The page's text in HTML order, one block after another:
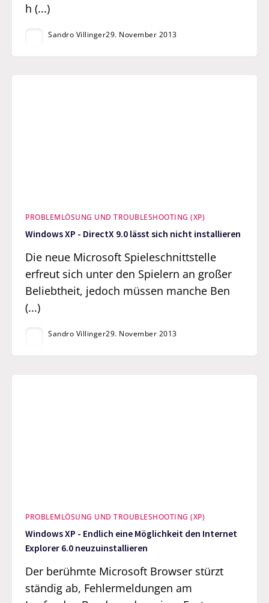
h (...)
Sandro Villinger29. November 2013
PROBLEMLÖSUNG UND TROUBLESHOOTING (XP)
Windows XP - DirectX 9.0 lässt sich nicht installieren
Die neue Microsoft Spieleschnittstelle
erfreut sich unter den Spielern an großer
Beliebtheit, jedoch müssen manche Ben
(...)
Sandro Villinger29. November 2013
PROBLEMLÖSUNG UND TROUBLESHOOTING (XP)
Windows XP - Endlich eine Möglichkeit den Internet
Explorer 6.0 neuzuinstallieren
Der berühmte Microsoft Browser stürzt
ständig ab, Fehlermeldungen am